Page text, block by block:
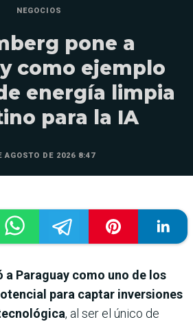
NEGOCIOS
pone a
como ejemplo
energía limpia
para la IA
AGOSTO DE 2026 8:47
Paraguay como uno de los
para captar inversiones
, al ser el único de